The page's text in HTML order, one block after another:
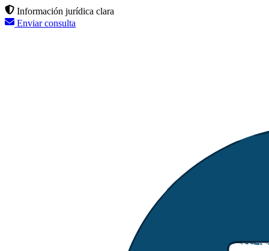
Información jurídica clara
Enviar consulta